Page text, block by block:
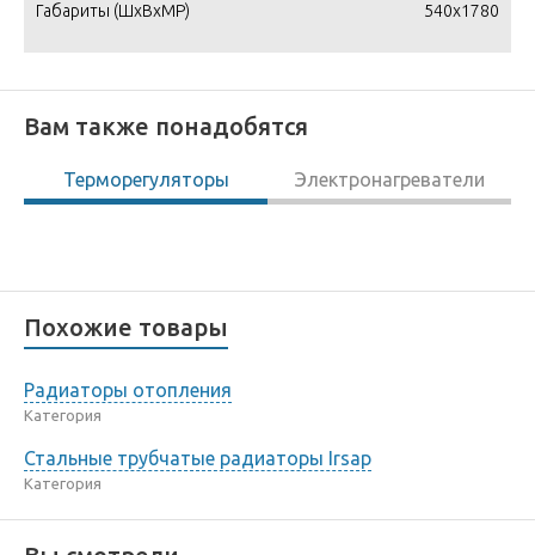
Габариты (ШxВxМР) 540x1780
Вам также понадобятся
Терморегуляторы Электронагреватели
Похожие товары
Радиаторы отопления
Категория
Стальные трубчатые радиаторы Irsap
Категория